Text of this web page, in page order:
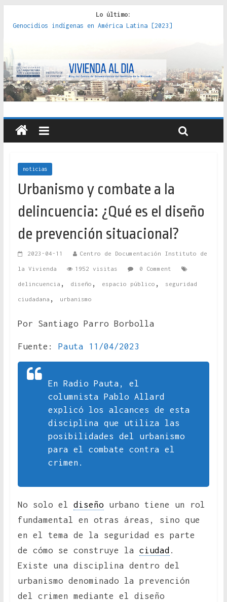
Lo último:
Genocidios indígenas en América Latina [2023]
políticas, prácticas y representaciones [2022]
crítica de las fronteras latinoamericanas [2020]
Criterios técnicos para una vivienda adecuada [2019]
Red de consultorios de la Caja del Seguro Obrero en
Santiago : un patrimonio emblemático [2014]
noticias
Urbanismo y combate a la
delincuencia: ¿Qué es el diseño
de prevención situacional?
2023-04-11 Centro de Documentación Instituto de
la Vivienda 1952 visitas 0 Comment
delincuencia , diseño , espacio público , seguridad
ciudadana , urbanismo
Por Santiago Parro Borbolla
Fuente: Pauta 11/04/2023
En Radio Pauta, el
columnista Pablo Allard
explicó los alcances de esta
disciplina que utiliza las
posibilidades del urbanismo
para el combate contra el
crimen.
No solo el diseñourbano tiene un rol
fundamental en otras áreas, sino que
en el tema de la seguridad es parte
de cómo se construye la ciudad .
Existe una disciplina dentro del
urbanismo denominado la prevención
del crimen mediante el diseño